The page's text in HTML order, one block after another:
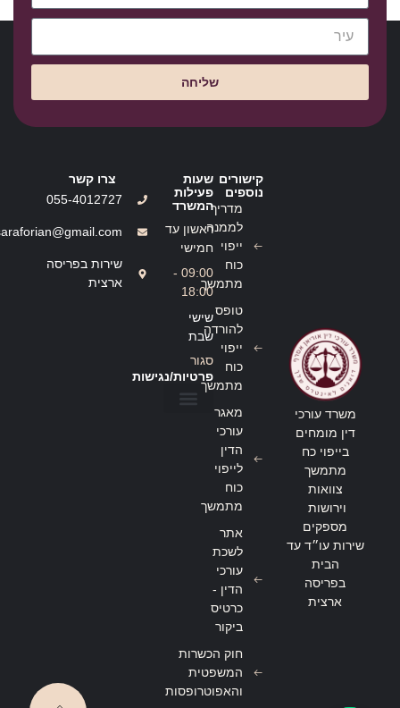
שליחה
משרד עורכי
דין מומחים
בייפוי כח
מתמשך
צוואות
וירושות
מספקים
שירות עו״ד עד
הבית
בפריסה
ארצית
קישורים
נוספים
מדריך
לממנה
ייפוי
כוח
מתמשך
טופס
להורדה
ייפוי
כוח
מתמשך
מאגר
עורכי
הדין
לייפוי
כוח
מתמשך
אתר
לשכת
עורכי
הדין -
כרטיס
ביקור
חוק הכשרות
המשפטית
והאפוטרופסות
שעות
פעילות
המשרד
ראשון עד
חמישי
09:00 -
18:00
שישי
שבת
סגור
פרטיות/נגישות
צרו קשר
055-4012727
שירות בפריסה
ארצית